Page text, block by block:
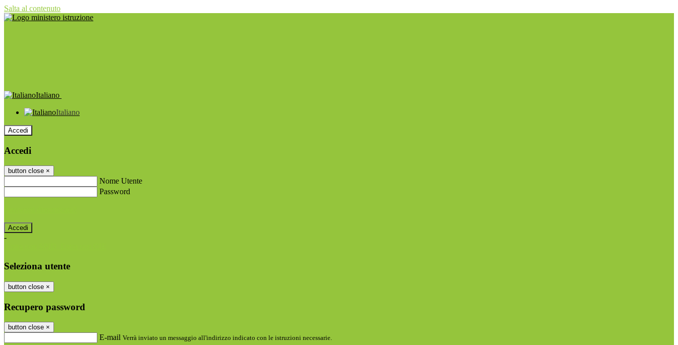
Salta al contenuto
Italiano
Italiano
Accedi
Accedi
button close ×
Nome Utente
Password
-
Seleziona utente
button close ×
Recupero password
button close ×
E-mail Verrà inviato un messaggio all'indirizzo indicato con le istruzioni necessarie.